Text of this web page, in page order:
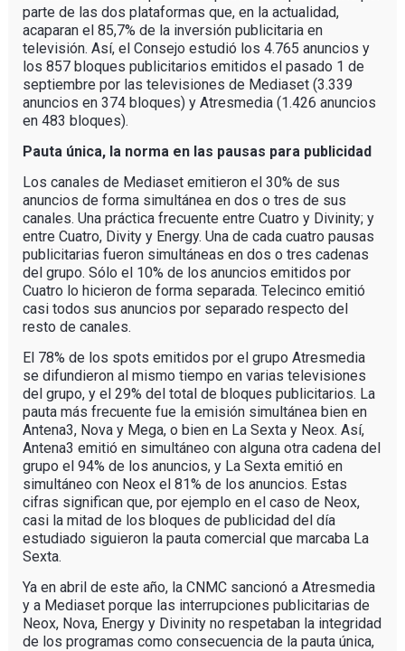
parte de las dos plataformas que, en la actualidad,
acaparan el 85,7% de la inversión publicitaria en
televisión. Así, el Consejo estudió los 4.765 anuncios y
los 857 bloques publicitarios emitidos el pasado 1 de
septiembre por las televisiones de Mediaset (3.339
anuncios en 374 bloques) y Atresmedia (1.426 anuncios
en 483 bloques).
Pauta única, la norma en las pausas para publicidad
Los canales de Mediaset emitieron el 30% de sus
anuncios de forma simultánea en dos o tres de sus
canales. Una práctica frecuente entre Cuatro y Divinity; y
entre Cuatro, Divity y Energy. Una de cada cuatro pausas
publicitarias fueron simultáneas en dos o tres cadenas
del grupo. Sólo el 10% de los anuncios emitidos por
Cuatro lo hicieron de forma separada. Telecinco emitió
casi todos sus anuncios por separado respecto del
resto de canales.
El 78% de los spots emitidos por el grupo Atresmedia
se difundieron al mismo tiempo en varias televisiones
del grupo, y el 29% del total de bloques publicitarios. La
pauta más frecuente fue la emisión simultánea bien en
Antena3, Nova y Mega, o bien en La Sexta y Neox. Así,
Antena3 emitió en simultáneo con alguna otra cadena del
grupo el 94% de los anuncios, y La Sexta emitió en
simultáneo con Neox el 81% de los anuncios. Estas
cifras significan que, por ejemplo en el caso de Neox,
casi la mitad de los bloques de publicidad del día
estudiado siguieron la pauta comercial que marcaba La
Sexta.
Ya en abril de este año, la CNMC sancionó a Atresmedia
y a Mediaset porque las interrupciones publicitarias de
Neox, Nova, Energy y Divinity no respetaban la integridad
de los programas como consecuencia de la pauta única,